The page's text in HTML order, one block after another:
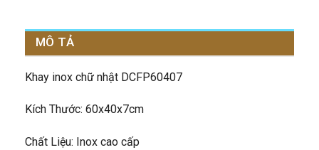
MÔ TẢ
Khay inox chữ nhật DCFP60407
Kích Thước: 60x40x7cm
Chất Liệu: Inox cao cấp